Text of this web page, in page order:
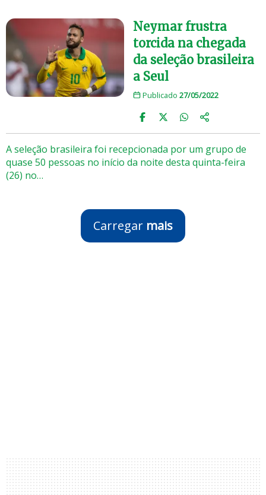
Neymar frustra
torcida na chegada
da seleção brasileira
a Seul
Publicado 27/05/2022
A seleção brasileira foi recepcionada por um grupo de
quase 50 pessoas no início da noite desta quinta-feira
(26) no…
Carregar mais